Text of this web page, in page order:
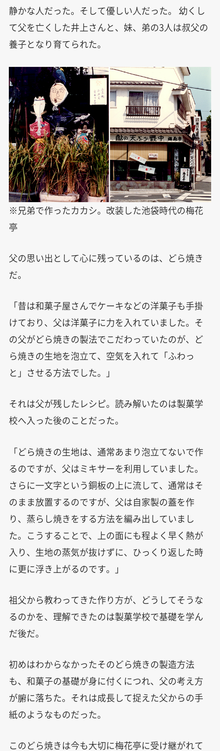
静かな人だった。そして優しい人だった。 幼くし
て父を亡くした井上さんと、妹、弟の3人は叔父の
養子となり育てられた。
※兄弟で作ったカカシ。改装した池袋時代の梅花
亭
父の思い出として心に残っているのは、どら焼き
だ。
「昔は和菓子屋さんでケーキなどの洋菓子も手掛
けており、父は洋菓子に力を入れていました。そ
の父がどら焼きの製法でこだわっていたのが、ど
ら焼きの生地を泡立て、空気を入れて「ふわっ
と」させる方法でした。」
それは父が残したレシピ。読み解いたのは製菓学
校へ入った後のことだった。
「どら焼きの生地は、通常あまり泡立てないで作
るのですが、父はミキサーを利用していました。
さらに一文字という銅板の上に流して、通常はそ
のまま放置するのですが、父は自家製の蓋を作
り、蒸らし焼きをする方法を編み出していまし
た。こうすることで、上の面にも程よく早く熱が
入り、生地の蒸気が抜けずに、ひっくり返した時
に更に浮き上がるのです。」
祖父から教わってきた作り方が、どうしてそうな
るのかを、理解できたのは製菓学校で基礎を学ん
だ後だ。
初めはわからなかったそのどら焼きの製造方法
も、和菓子の基礎が身に付くにつれ、父の考え方
が腑に落ちた。それは成長して捉えた父からの手
紙のようなものだった。
このどら焼きは今も大切に梅花亭に受け継がれて